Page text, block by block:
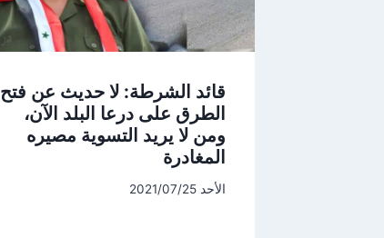
قائد الشرطة: لا حديث عن فتح
الطرق على درعا البلد الآن،
ومن لا يريد التسوية مصيره
المغادرة
الأحد 2021/07/25